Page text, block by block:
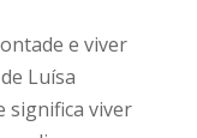
e viver
Luísa
significa viver